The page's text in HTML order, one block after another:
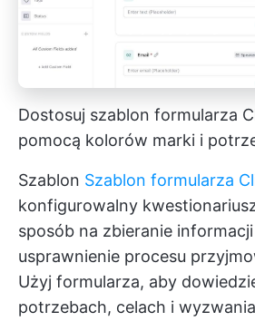
Dostosuj szablon formularza
pomocą kolorów marki i
Szablon Szablon formularza
konfigurowalny
sposób na zbieranie
usprawnienie procesu
Użyj formularza, aby
potrzebach, celach i